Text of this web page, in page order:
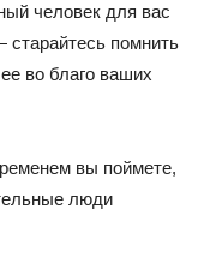
человек для вас
помнить
во благо ваших
вы поймете,
люди